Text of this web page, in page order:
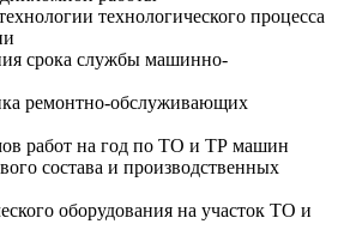
технологического процесса
срока службы машинно-
ремонтно-обслуживающих
работ на год по ТО и ТР машин
состава и производственных
оборудования на участок ТО и